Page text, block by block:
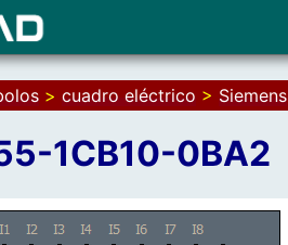
> cuadro eléctrico > Siemens
1CB10-0BA2